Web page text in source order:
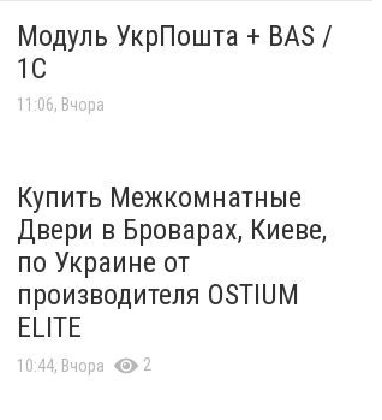
Модуль УкрПошта + BAS /
1C
11:06, Вчора
Купить Межкомнатные
Двери в Броварах, Киеве,
по Украине от
производителя OSTIUM
ELITE
10:44, Вчора 2